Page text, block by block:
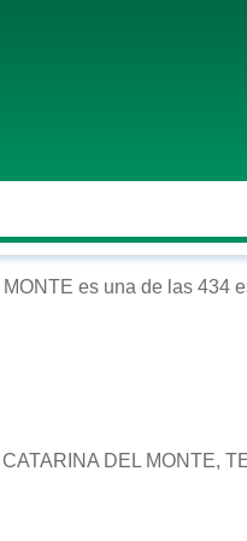
es una de las 434
DEL MONTE,